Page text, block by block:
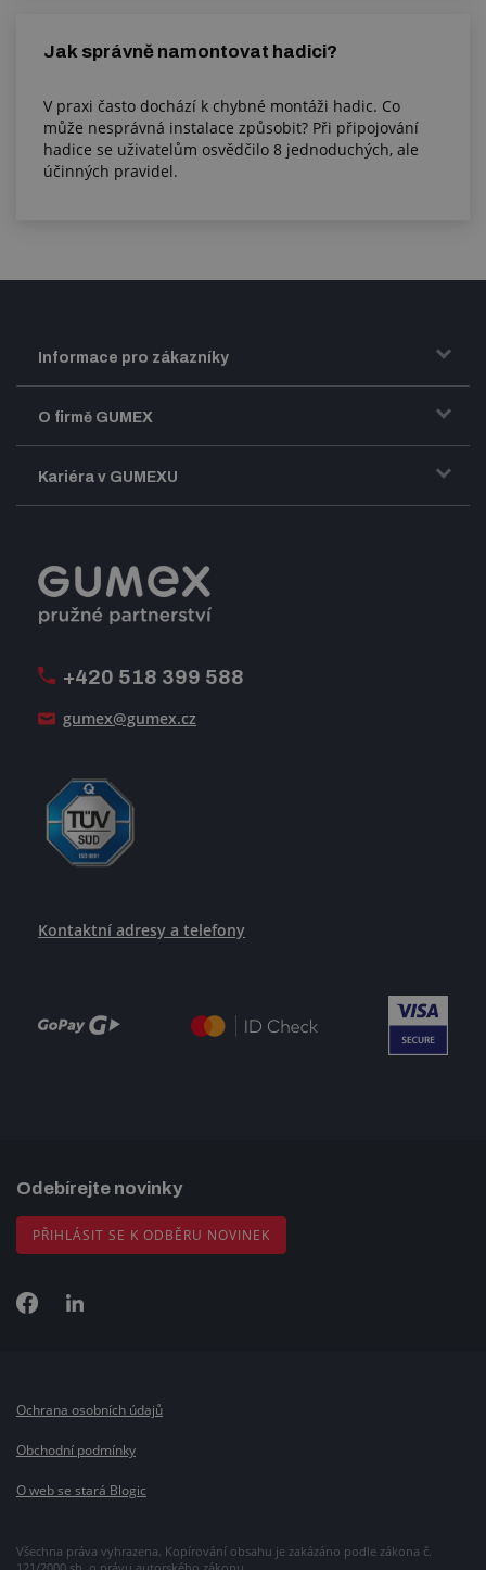
Jak správně namontovat hadici?
V praxi často dochází k chybné montáži hadic. Co
může nesprávná instalace způsobit? Při připojování
hadice se uživatelům osvědčilo 8 jednoduchých, ale
účinných pravidel.
+420 518 399 588
gumex@gumex.cz
Kontaktní adresy a telefony
Informace pro zákazníky
Doprava a zasílání zboží
Obchodní podmínky
Registrace a spolupráce
Firemní časopis Géčko
O firmě GUMEX
Představení firmy GUMEX
Úpravy na míru a montáže
Kariéra v GUMEXU
Volná pracovní místa
Odebírejte novinky
PŘIHLÁSIT SE K ODBĚRU NOVINEK
Všechna práva vyhrazena. Kopírování obsahu je zakázáno podle zákona č.
121/2000 sb. o právu autorského zákonu.
Ochrana osobních údajů
Obchodní podmínky
O web se stará Blogic